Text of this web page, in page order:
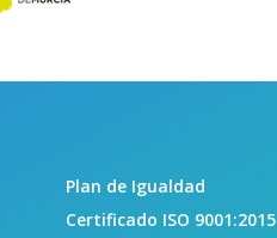
Plan de Igualdad
Certificado ISO 9001:2015